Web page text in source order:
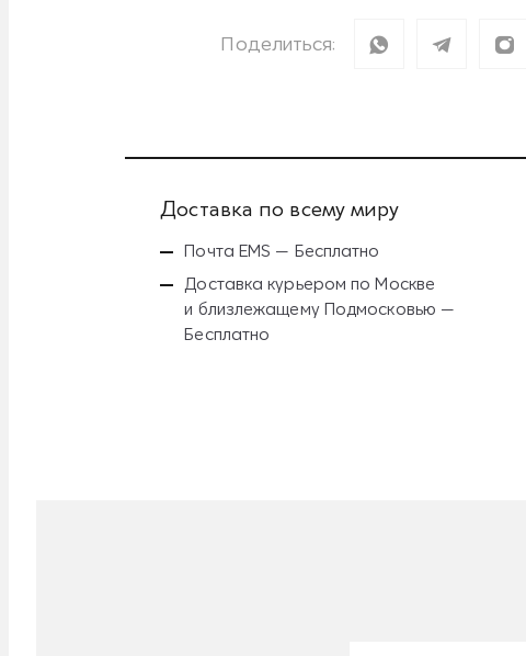
Поделиться:
Доставка по всему миру
Почта EMS — Бесплатно
Доставка курьером по Москве
и близлежащему Подмосковью —
Бесплатно